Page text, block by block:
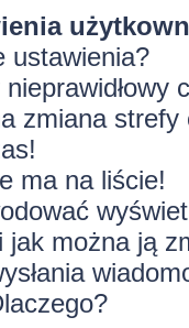
ustawienia?
zmiana
ma na liście!
jak można ją